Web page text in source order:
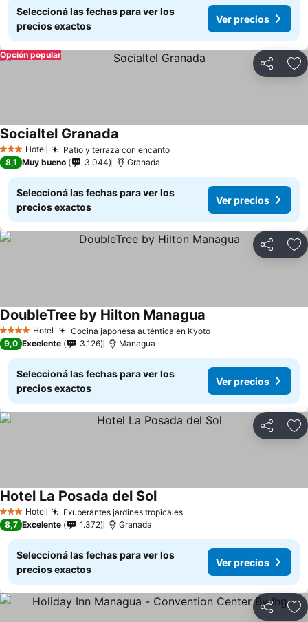
Seleccioná las fechas para ver los
precios exactos
Ver precios
Compartir
Opción popular
3 Estrellas
Hotel Patio y terraza con encanto
Socialtel Granada
8,1 Muy bueno 3.044 Granada
Seleccioná las fechas para ver los
precios exactos
Ver precios
Compartir
4 EstrellasHotel Cocina japonesa auténtica en Kyoto
DoubleTree by Hilton Managua
9,0 Excelente 3.126 Managua
Seleccioná las fechas para ver los
precios exactos
Ver precios
Compartir
3 Estrellas
Hotel Exuberantes jardines tropicales
Hotel La Posada del Sol
8,7 Excelente 1.372 Granada
Seleccioná las fechas para ver los
precios exactos
Ver precios
Compartir